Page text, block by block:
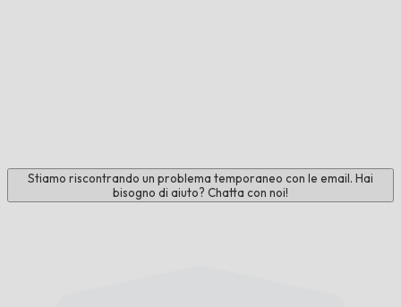
Stiamo riscontrando un problema temporaneo con le email. Hai
bisogno di aiuto? Chatta con noi!